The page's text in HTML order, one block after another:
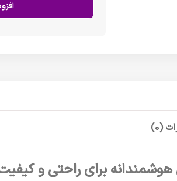
(0)
هوشمندانه برای راحتی و